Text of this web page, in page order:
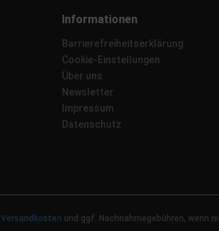
Informationen
Barrierefreiheitserklärung
Cookie-Einstellungen
Über uns
Newsletter
Impressum
Datenschutz
Versandkosten und ggf. Nachnahmegebühren, wenn